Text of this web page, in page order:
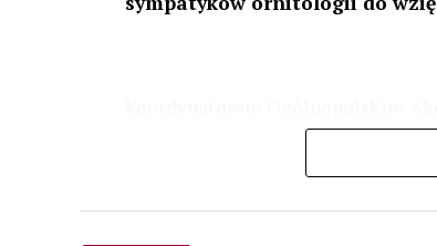
odbędzie się w dniach24 i 25